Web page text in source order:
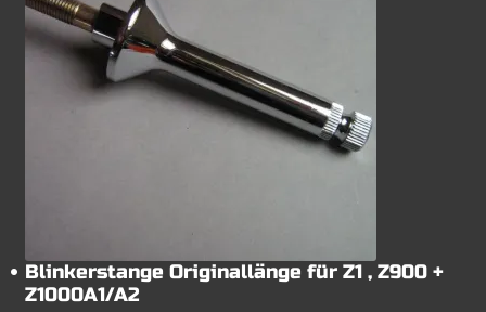
Blinkerstange Originallänge für Z1 , Z900 +
Z1000A1/A2